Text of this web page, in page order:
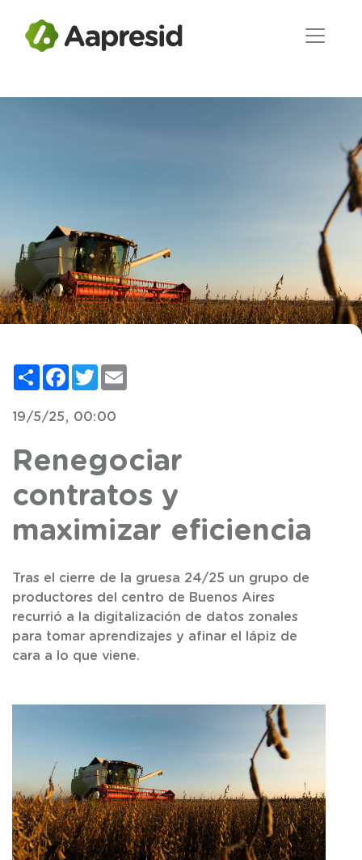
Compartir
Facebook
Twitter
19/5/25, 00:00
Renegociar
contratos y
maximizar eficiencia
Tras el cierre de la gruesa 24/25 un grupo de
productores del centro de Buenos Aires
recurrió a la digitalización de datos zonales
para tomar aprendizajes y afinar el lápiz de
cara a lo que viene.